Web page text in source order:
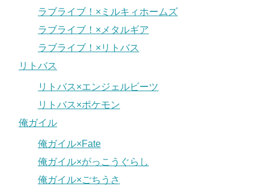
ラブライブ！×ミルキィホームズ
ラブライブ！×メタルギア
ラブライブ！×リトバス
リトバス
リトバス×エンジェルビーツ
リトバス×ポケモン
俺ガイル
俺ガイル×Fate
俺ガイル×がっこうぐらし
俺ガイル×ごちうさ